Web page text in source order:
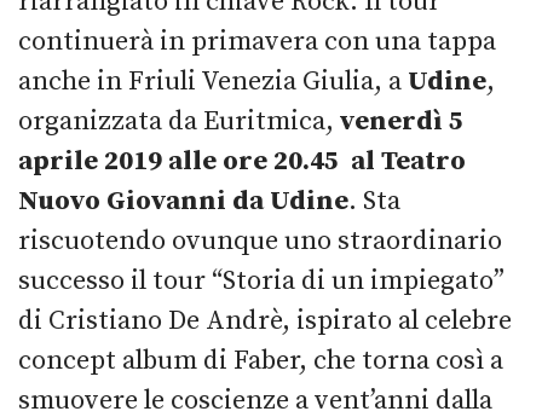
continuerà in primavera con una tappa
anche in Friuli Venezia Giulia, a Udine,
organizzata da Euritmica, venerdì 5
aprile 2019 alle ore 20.45 al Teatro
Nuovo Giovanni da Udine. Sta
riscuotendo ovunque uno straordinario
successo il tour “Storia di un impiegato”
di Cristiano De Andrè, ispirato al celebre
concept album di Faber, che torna così a
smuovere le coscienze a vent’anni dalla